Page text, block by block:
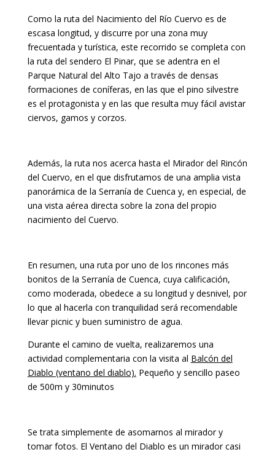
Como la ruta del Nacimiento del Río Cuervo es de
escasa longitud, y discurre por una zona muy
frecuentada y turística, este recorrido se completa con
la ruta del sendero El Pinar, que se adentra en el
Parque Natural del Alto Tajo a través de densas
formaciones de coníferas, en las que el pino silvestre
es el protagonista y en las que resulta muy fácil avistar
ciervos, gamos y corzos.
Además, la ruta nos acerca hasta el Mirador del Rincón
del Cuervo, en el que disfrutamos de una amplia vista
panorámica de la Serranía de Cuenca y, en especial, de
una vista aérea directa sobre la zona del propio
nacimiento del Cuervo.
En resumen, una ruta por uno de los rincones más
bonitos de la Serranía de Cuenca, cuya calificación,
como moderada, obedece a su longitud y desnivel, por
lo que al hacerla con tranquilidad será recomendable
llevar picnic y buen suministro de agua.
Durante el camino de vuelta, realizaremos una
actividad complementaria con la visita al Balcón del
Diablo (ventano del diablo). Pequeño y sencillo paseo
de 500m y 30minutos
Se trata simplemente de asomarnos al mirador y
tomar fotos. El Ventano del Diablo es un mirador casi